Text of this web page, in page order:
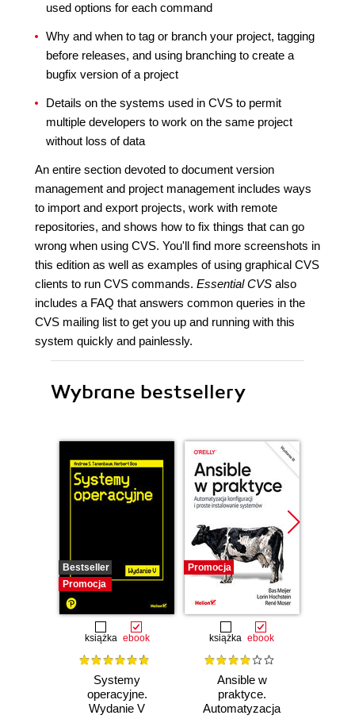
used options for each command
Why and when to tag or branch your project, tagging
before releases, and using branching to create a
bugfix version of a project
Details on the systems used in CVS to permit
multiple developers to work on the same project
without loss of data
An entire section devoted to document version
management and project management includes ways
to import and export projects, work with remote
repositories, and shows how to fix things that can go
wrong when using CVS. You'll find more screenshots in
this edition as well as examples of using graphical CVS
clients to run CVS commands. Essential CVS also
includes a FAQ that answers common queries in the
CVS mailing list to get you up and running with this
system quickly and painlessly.
Wybrane bestsellery
Bestseller
Promocja
książka ebook
Systemy
operacyjne.
Wydanie V
Promocja
książka ebook
Ansible w
praktyce.
Automatyzacja